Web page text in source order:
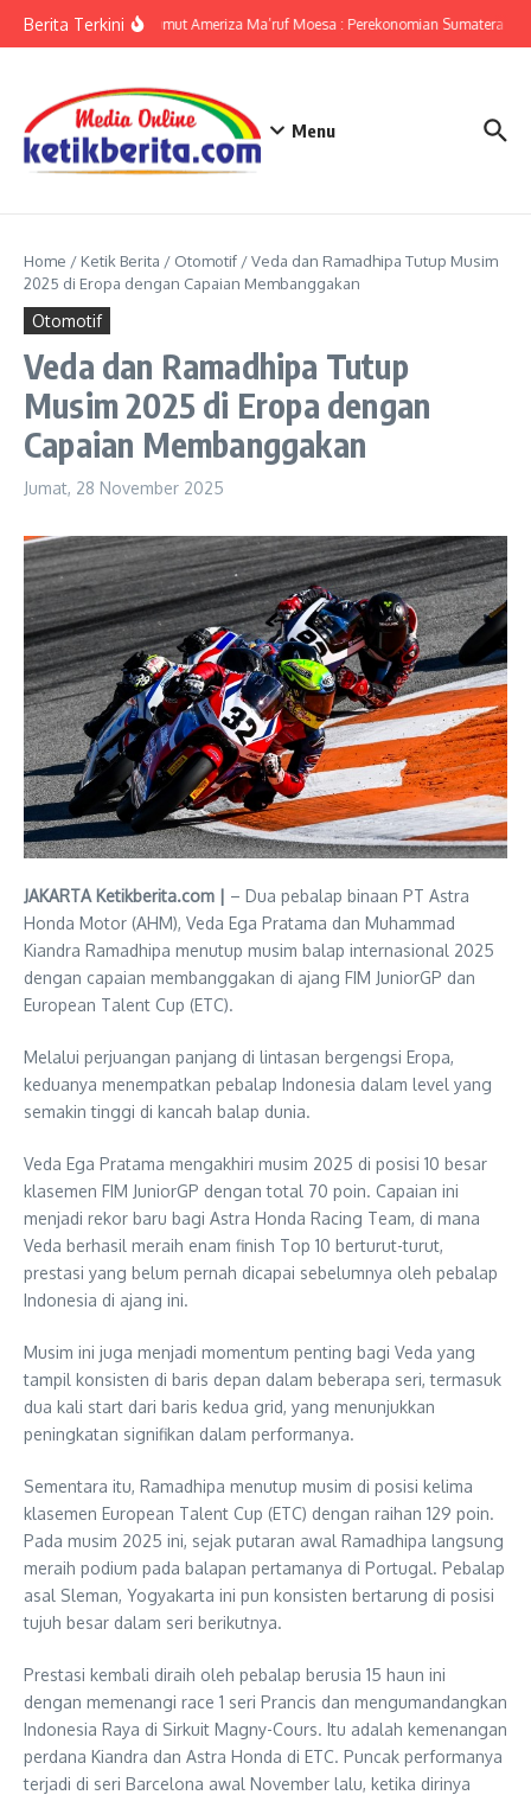
Berita TerkiniKPwBI Sumut Ameriza Ma’ruf Moesa : Perekonomian Sumatera
Menu
Home / Ketik Berita / Otomotif /Veda dan Ramadhipa Tutup Musim
2025 di Eropa dengan Capaian Membanggakan
Otomotif
Veda dan Ramadhipa Tutup
Musim 2025 di Eropa dengan
Capaian Membanggakan
Jumat, 28 November 2025
JAKARTA Ketikberita.com | – Dua pebalap binaan PT Astra
Honda Motor (AHM), Veda Ega Pratama dan Muhammad
Kiandra Ramadhipa menutup musim balap internasional 2025
dengan capaian membanggakan di ajang FIM JuniorGP dan
European Talent Cup (ETC).
Melalui perjuangan panjang di lintasan bergengsi Eropa,
keduanya menempatkan pebalap Indonesia dalam level yang
semakin tinggi di kancah balap dunia.
Veda Ega Pratama mengakhiri musim 2025 di posisi 10 besar
klasemen FIM JuniorGP dengan total 70 poin. Capaian ini
menjadi rekor baru bagi Astra Honda Racing Team, di mana
Veda berhasil meraih enam finish Top 10 berturut-turut,
prestasi yang belum pernah dicapai sebelumnya oleh pebalap
Indonesia di ajang ini.
Musim ini juga menjadi momentum penting bagi Veda yang
tampil konsisten di baris depan dalam beberapa seri, termasuk
dua kali start dari baris kedua grid, yang menunjukkan
peningkatan signifikan dalam performanya.
Sementara itu, Ramadhipa menutup musim di posisi kelima
klasemen European Talent Cup (ETC) dengan raihan 129 poin.
Pada musim 2025 ini, sejak putaran awal Ramadhipa langsung
meraih podium pada balapan pertamanya di Portugal. Pebalap
asal Sleman, Yogyakarta ini pun konsisten bertarung di posisi
tujuh besar dalam seri berikutnya.
Prestasi kembali diraih oleh pebalap berusia 15 haun ini
dengan memenangi race 1 seri Prancis dan mengumandangkan
Indonesia Raya di Sirkuit Magny-Cours. Itu adalah kemenangan
perdana Kiandra dan Astra Honda di ETC. Puncak performanya
terjadi di seri Barcelona awal November lalu, ketika dirinya